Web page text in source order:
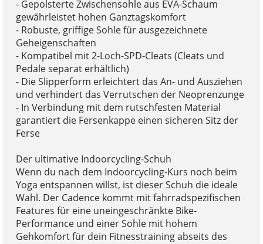
- Gepolsterte Zwischensohle aus EVA-Schaum
gewährleistet hohen Ganztagskomfort
- Robuste, griffige Sohle für ausgezeichnete
Geheigenschaften
- Kompatibel mit 2-Loch-SPD-Cleats (Cleats und
Pedale separat erhältlich)
- Die Slipperform erleichtert das An- und Ausziehen
und verhindert das Verrutschen der Neoprenzunge
- In Verbindung mit dem rutschfesten Material
garantiert die Fersenkappe einen sicheren Sitz der
Ferse
Der ultimative Indoorcycling-Schuh
Wenn du nach dem Indoorcycling-Kurs noch beim
Yoga entspannen willst, ist dieser Schuh die ideale
Wahl. Der Cadence kommt mit fahrradspezifischen
Features für eine uneingeschränkte Bike-
Performance und einer Sohle mit hohem
Gehkomfort für dein Fitnesstraining abseits des